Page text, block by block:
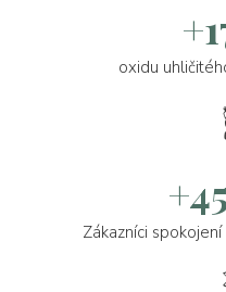
oxidu
Zákazníci